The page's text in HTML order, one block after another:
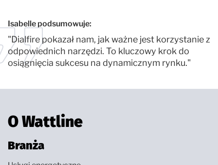
Isabelle podsumowuje:
"Dialfire pokazał nam, jak ważne jest korzystanie z
odpowiednich narzędzi. To kluczowy krok do
osiągnięcia sukcesu na dynamicznym rynku."
O Wattline
Branża